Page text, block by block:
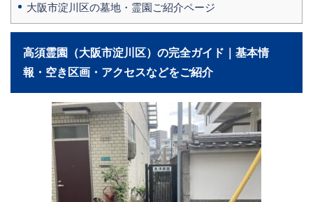
大阪市淀川区の墓地・霊園ご紹介ページ
高須霊園（大阪市淀川区）の完全ガイド｜基本情
報・空き区画・アクセスなどをご紹介